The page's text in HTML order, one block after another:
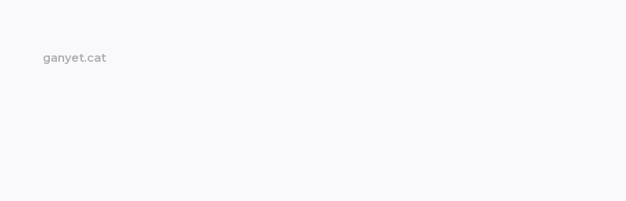
ganyet.cat